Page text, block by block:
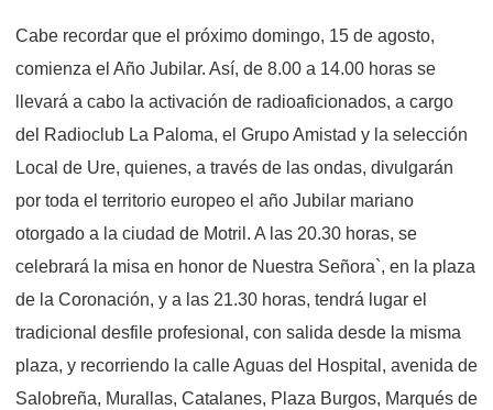
Cabe recordar que el próximo domingo, 15 de agosto,
comienza el Año Jubilar. Así, de 8.00 a 14.00 horas se
llevará a cabo la activación de radioaficionados, a cargo
del Radioclub La Paloma, el Grupo Amistad y la selección
Local de Ure, quienes, a través de las ondas, divulgarán
por toda el territorio europeo el año Jubilar mariano
otorgado a la ciudad de Motril. A las 20.30 horas, se
celebrará la misa en honor de Nuestra Señora`, en la plaza
de la Coronación, y a las 21.30 horas, tendrá lugar el
tradicional desfile profesional, con salida desde la misma
plaza, y recorriendo la calle Aguas del Hospital, avenida de
Salobreña, Murallas, Catalanes, Plaza Burgos, Marqués de